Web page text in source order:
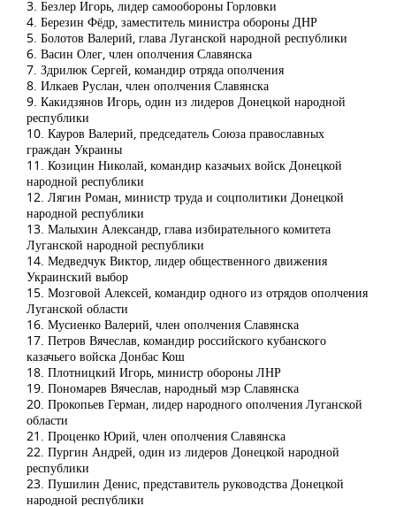
3. Безлер Игорь, лидер самообороны Горловки
4. Березин Фёдр, заместитель министра обороны ДНР
5. Болотов Валерий, глава Луганской народной республики
6. Васин Олег, член ополчения Славянска
7. Здрилюк Сергей, командир отряда ополчения
8. Илкаев Руслан, член ополчения Славянска
9. Какидзянов Игорь, один из лидеров Донецкой народной
республики
10. Кауров Валерий, председатель Союза православных
граждан Украины
11. Козицин Николай, командир казачьих войск Донецкой
народной республики
12. Лягин Роман, министр труда и соцполитики Донецкой
народной республики
13. Малыхин Александр, глава избирательного комитета
Луганской народной республики
14. Медведчук Виктор, лидер общественного движения
Украинский выбор
15. Мозговой Алексей, командир одного из отрядов ополчения
Луганской области
16. Мусиенко Валерий, член ополчения Славянска
17. Петров Вячеслав, командир российского кубанского
казачьего войска Донбас Кош
18. Плотницкий Игорь, министр обороны ЛНР
19. Пономарев Вячеслав, народный мэр Славянска
20. Прокопьев Герман, лидер народного ополчения Луганской
области
21. Проценко Юрий, член ополчения Славянска
22. Пургин Андрей, один из лидеров Донецкой народной
республики
23. Пушилин Денис, представитель руководства Донецкой
народной республики